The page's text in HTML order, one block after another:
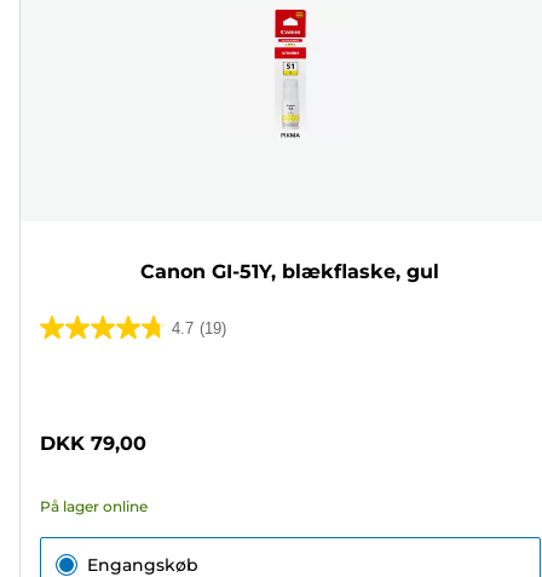
Canon GI-51Y, blækflaske, gul
4.7 (19)
4.7
stjerner.
anmeldelser
DKK 79,00
På lager online
Engangskøb